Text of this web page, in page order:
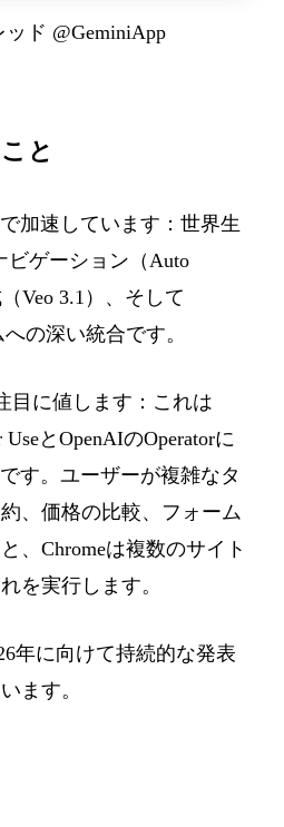
ッド @GeminiApp
と
加速しています：世界生
ビゲーション（Auto
Veo 3.1）、そして
の深い統合です。
目に値します：これは
とOpenAIのOperatorに
す。ユーザーが複雑なタ
、価格の比較、フォーム
、Chromeは複数のサイト
を実行します。
年に向けて持続的な発表
ます。